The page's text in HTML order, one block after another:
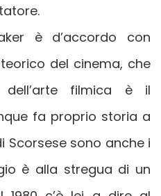
è d’accordo con
del cinema, che
filmica è il
fa proprio storia a
Scorsese sono anche i
è alla stregua di un